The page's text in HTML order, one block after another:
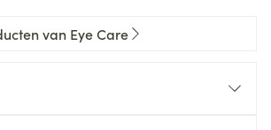
van Eye Care